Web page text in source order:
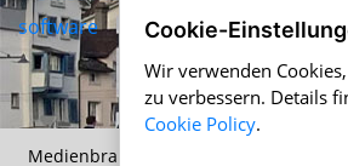
Medienbranche.ch &
Cookie-
Wir verwenden
zu verbessern. Details
Cookie Policy.